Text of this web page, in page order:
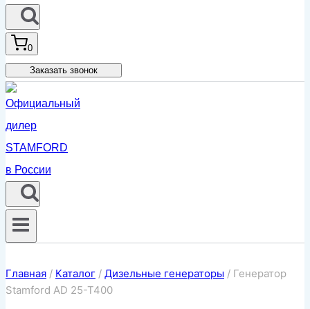
0
Заказать звонок
Главная / Каталог / Дизельные генераторы / Генератор
Stamford AD 25-T400